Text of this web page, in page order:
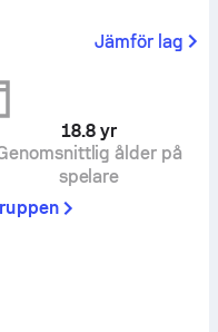
Jämför lag
18.8 yr
ålder på
spelare